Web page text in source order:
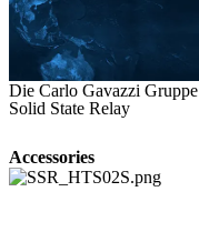
Die Carlo Gavazzi Gruppe
Solid State Relay
Accessories